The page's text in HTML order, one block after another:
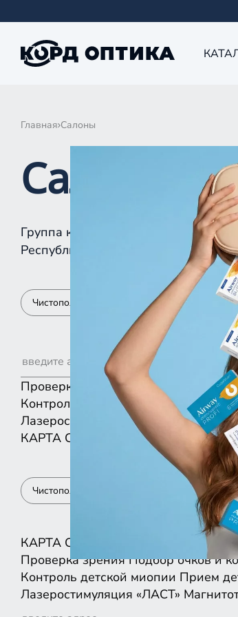
Главная Салоны
Салоны
Группа компаний «Корд Оптика» -
Республике Татарстан, Самаре,
Чистополь
Проверка зрения Подбор очков и
Контроль детской миопии
Прием
Лазеростимуляция «ЛАСТ»
КАРТА СПИСКОМ
Чистополь
КАРТА СПИСКОМ
Проверка зрения Подбор очков и
Контроль детской миопии Прием
Лазеростимуляция «ЛАСТ»